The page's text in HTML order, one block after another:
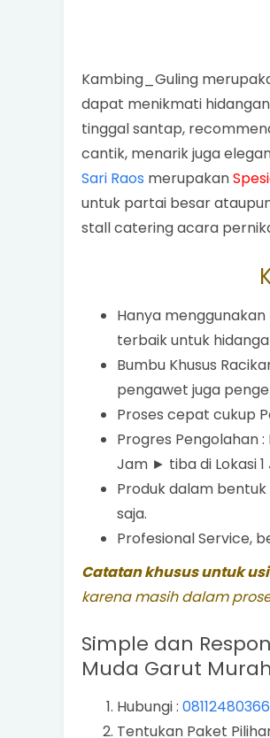
Kambing_Guling
dapat menikmati
tinggal santap,
cantik, menarik juga
Sari Raos merupakan
untuk partai besar
stall catering acara
Hanya menggunakan
terbaik untuk
Bumbu Khusus
pengawet juga
Proses cepat cukup
Progres Pengolahan
Jam ► tiba di Lokasi
Produk dalam
saja.
Profesional Service,
Catatan khusus untuk
karena masih dalam
Simple dan
Muda Garut Murah
Hubungi : 08112480366
Tentukan Paket